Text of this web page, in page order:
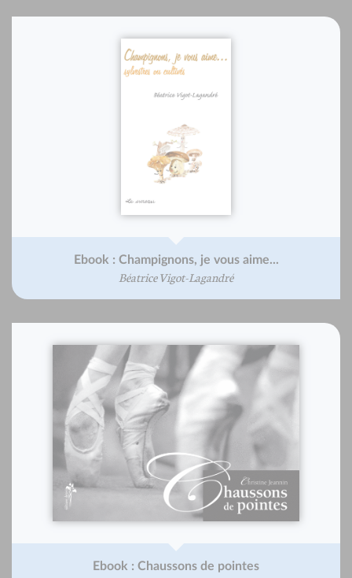
Ebook : Champignons, je vous aime...
Béatrice Vigot-Lagandré
Ebook : Chaussons de pointes